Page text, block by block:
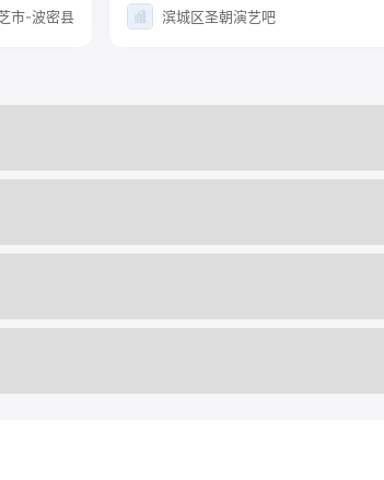
市-波密县 滨城区圣朝演艺吧